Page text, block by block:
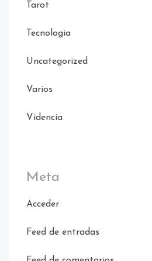
Tarot
Tecnologia
Uncategorized
Varios
Videncia
Meta
Acceder
Feed de entradas